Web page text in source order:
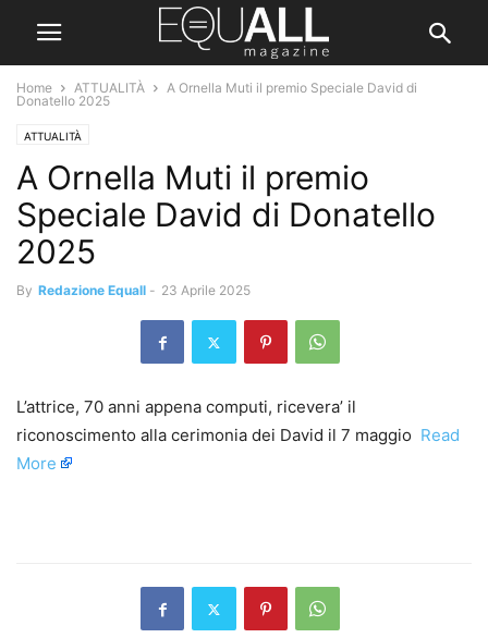
Home ATTUALITÀ
A Ornella Muti il premio Speciale David di
Donatello 2025
ATTUALITÀ
A Ornella Muti il premio
Speciale David di Donatello
2025
By Redazione Equall - 23 Aprile 2025
L’attrice, 70 anni appena computi, ricevera’ il
riconoscimento alla cerimonia dei David il 7 maggio ​ Read
More